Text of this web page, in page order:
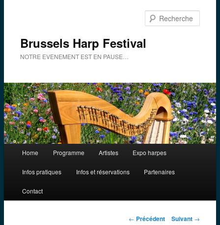
Brussels Harp Festival
NOTRE EVENEMENT EST EN PAUSE…
Home Programme Artistes Expo harpes
Infos pratiques Infos et réservations Partenaires
Contact
Navigation
← Précédent Suivant →